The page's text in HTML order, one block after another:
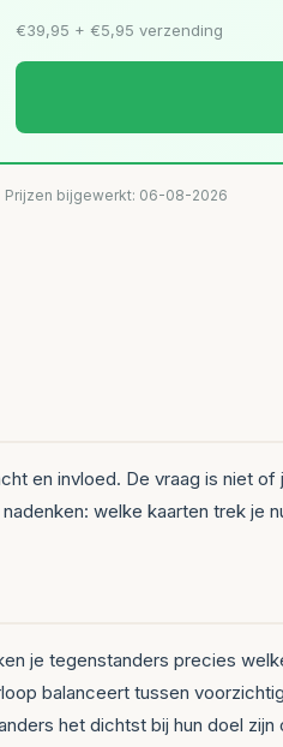
€39,95 + €5,95 verzending
Prijzen bijgewerkt: 06-08-2026
en invloed. De vraag is niet
welke kaarten trek je
je tegenstanders precies
balanceert tussen
het dichtst bij hun doel